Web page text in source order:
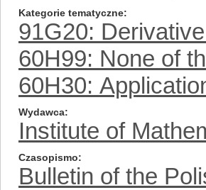
Kategorie tematyczne
91G20:
60H99: None of
60H30:
Wydawca
Institute of
Czasopismo
Bulletin of the